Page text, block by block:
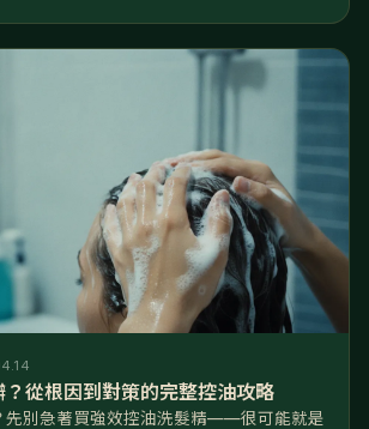
習慣才是決定壽命的關鍵。 這篇把嫁接睫毛
從根因到對策的完整控油攻略
先別急著買強效控油洗髮精——很可能就是